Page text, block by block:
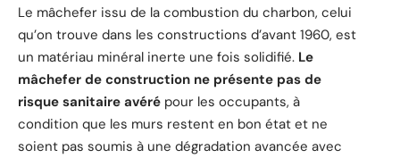
Le mâchefer issu de la combustion du charbon, celui
qu’on trouve dans les constructions d’avant 1960, est
un matériau minéral inerte une fois solidifié. Le
mâchefer de construction ne présente pas de
risque sanitaire avéré pour les occupants, à
condition que les murs restent en bon état et ne
soient pas soumis à une dégradation avancée avec